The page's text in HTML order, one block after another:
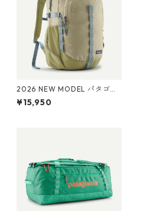
2026 NEW MODEL パタゴニ
ア レフュジオ・デイパック 2
6L Weathered Stone 47914
¥15,950